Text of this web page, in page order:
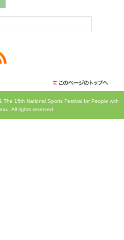
15th National Sports Festival for People with
All rights reserved.